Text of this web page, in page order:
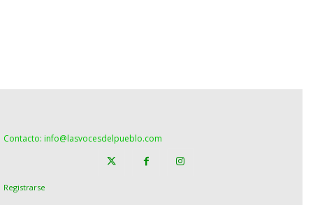
Contacto: info@lasvocesdelpueblo.com
Registrarse